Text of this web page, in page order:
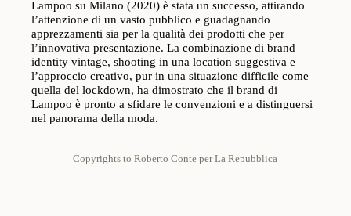
Lampoo su Milano (2020) è stata un successo, attirando
l’attenzione di un vasto pubblico e guadagnando
apprezzamenti sia per la qualità dei prodotti che per
l’innovativa presentazione. La combinazione di brand
identity vintage, shooting in una location suggestiva e
l’approccio creativo, pur in una situazione difficile come
quella del lockdown, ha dimostrato che il brand di
Lampoo è pronto a sfidare le convenzioni e a distinguersi
nel panorama della moda.
Copyrights to Roberto Conte per La Repubblica